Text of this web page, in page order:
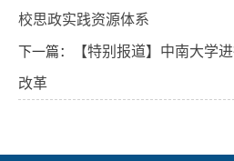
校思政实践资源体系
下一篇： 【特别报道】中南大学
改革